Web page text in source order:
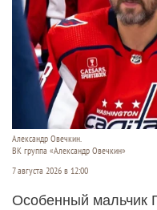
Александр Овечкин.
ВК группа «Александр Овечкин»
7 августа 2026 в 12:00
Особенный мальчик